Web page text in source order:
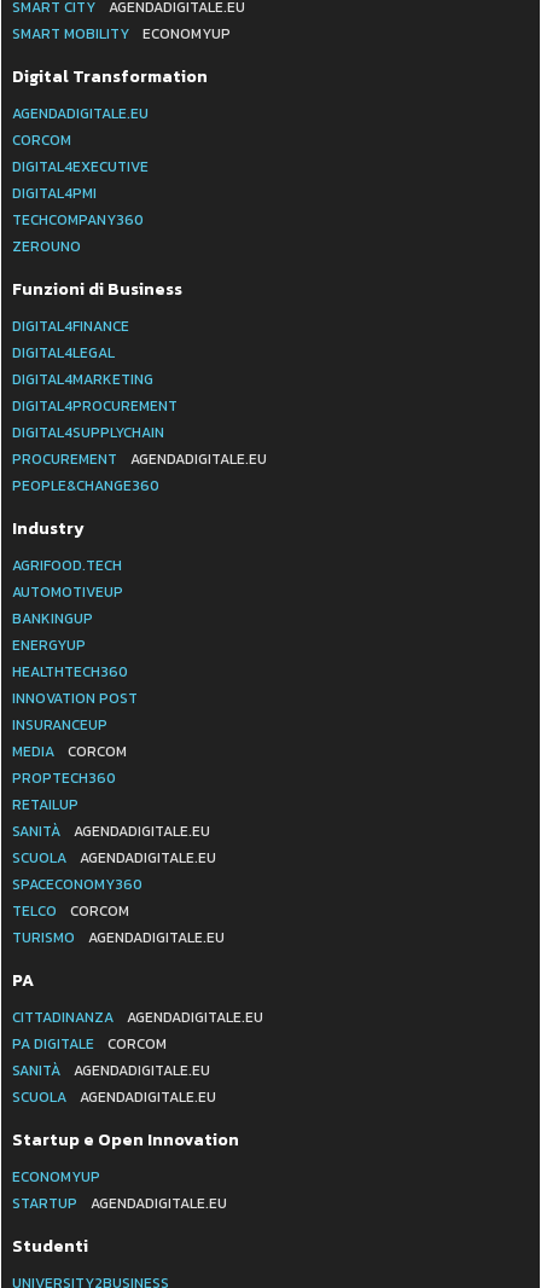
SMART CITY
AGENDADIGITALE.EU
SMART MOBILITY
ECONOMYUP
Digital Transformation
AGENDADIGITALE.EU
CORCOM
DIGITAL4EXECUTIVE
DIGITAL4PMI
TECHCOMPANY360
ZEROUNO
Funzioni di Business
DIGITAL4FINANCE
DIGITAL4LEGAL
DIGITAL4MARKETING
DIGITAL4PROCUREMENT
DIGITAL4SUPPLYCHAIN
PROCUREMENT
AGENDADIGITALE.EU
PEOPLE&CHANGE360
Industry
AGRIFOOD.TECH
AUTOMOTIVEUP
BANKINGUP
ENERGYUP
HEALTHTECH360
INNOVATION POST
INSURANCEUP
MEDIA
CORCOM
PROPTECH360
RETAILUP
SANITÀ
AGENDADIGITALE.EU
SCUOLA
AGENDADIGITALE.EU
SPACECONOMY360
TELCO
CORCOM
TURISMO
AGENDADIGITALE.EU
PA
CITTADINANZA
AGENDADIGITALE.EU
PA DIGITALE
CORCOM
SANITÀ
AGENDADIGITALE.EU
SCUOLA
AGENDADIGITALE.EU
Startup e Open Innovation
ECONOMYUP
STARTUP
AGENDADIGITALE.EU
Studenti
UNIVERSITY2BUSINESS